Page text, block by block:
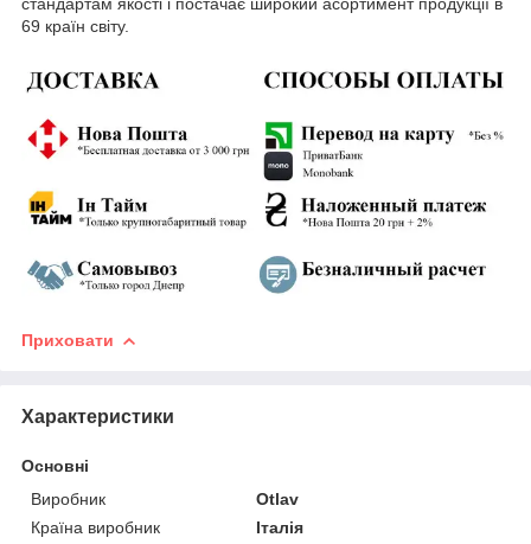
стандартам якості і постачає широкий асортимент продукції в
69 країн світу.
Приховати
Характеристики
Основні
Виробник
Otlav
Країна виробник
Італія